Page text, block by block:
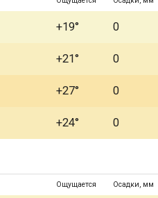
+19° 0
+21° 0
+27° 0
+24° 0
Ощущается Осадки, мм